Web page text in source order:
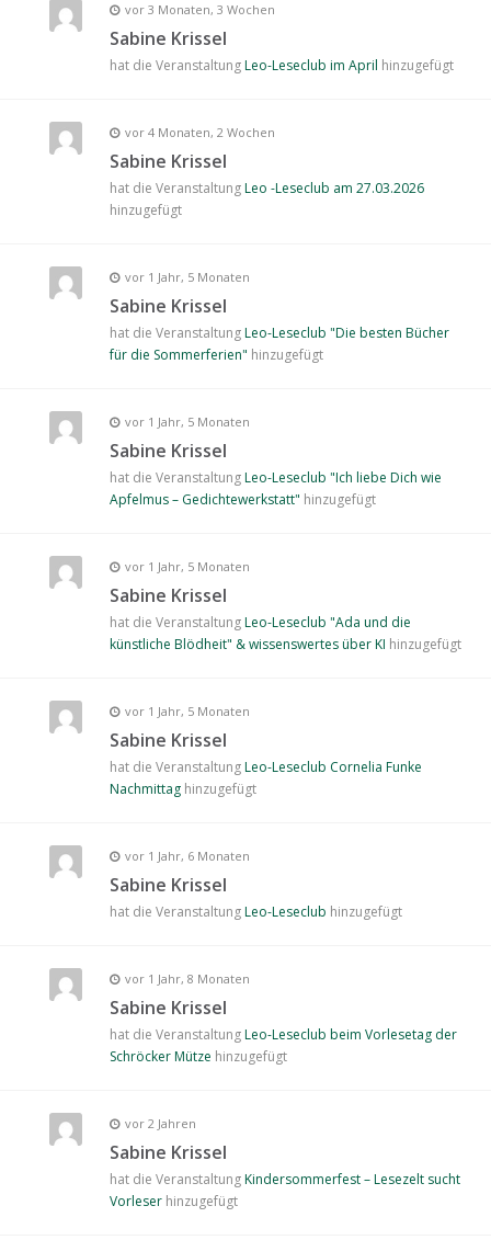
vor 3 Monaten, 3 Wochen
Sabine Krissel
hat die VeranstaltungLeo-Leseclub im April hinzugefügt
vor 4 Monaten, 2 Wochen
Sabine Krissel
hat die VeranstaltungLeo -Leseclub am 27.03.2026
hinzugefügt
vor 1 Jahr, 5 Monaten
Sabine Krissel
hat die VeranstaltungLeo-Leseclub "Die besten Bücher
für die Sommerferien" hinzugefügt
vor 1 Jahr, 5 Monaten
Sabine Krissel
hat die VeranstaltungLeo-Leseclub "Ich liebe Dich wie
Apfelmus – Gedichtewerkstatt" hinzugefügt
vor 1 Jahr, 5 Monaten
Sabine Krissel
hat die VeranstaltungLeo-Leseclub "Ada und die
künstliche Blödheit" & wissenswertes über KI hinzugefügt
vor 1 Jahr, 5 Monaten
Sabine Krissel
hat die VeranstaltungLeo-Leseclub Cornelia Funke
Nachmittag hinzugefügt
vor 1 Jahr, 6 Monaten
Sabine Krissel
hat die VeranstaltungLeo-Leseclub hinzugefügt
vor 1 Jahr, 8 Monaten
Sabine Krissel
hat die VeranstaltungLeo-Leseclub beim Vorlesetag der
Schröcker Mütze hinzugefügt
vor 2 Jahren
Sabine Krissel
hat die VeranstaltungKindersommerfest – Lesezelt sucht
Vorleser hinzugefügt